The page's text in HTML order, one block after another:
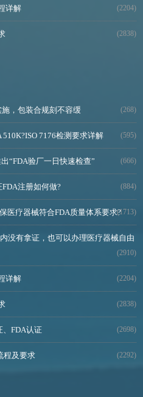
详解 (2204)
(2838)
，包装合规刻不容缓 (268)
7176检测要求详解 (595)
“FDA验厂一日快速检查” (666)
注册如何做? (884)
医疗器械符合FDA质量体系要求?(1713)
没有拿证，也可以办理医疗器械自由
(2910)
详解 (2204)
(2838)
、FDA认证 (2698)
程及要求 (2292)